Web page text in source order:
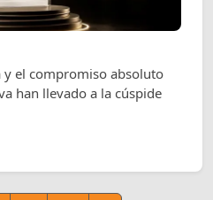
y el compromiso absoluto
han llevado a la cúspide